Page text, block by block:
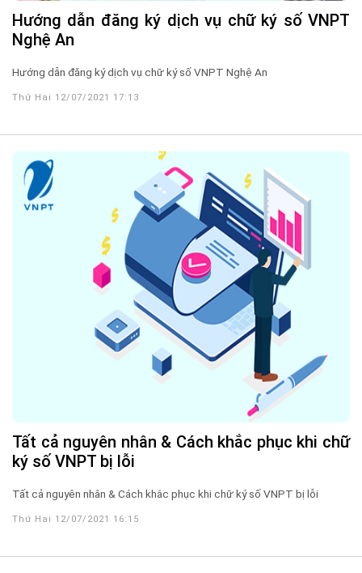
Hướng dẫn đăng ký dịch vụ chữ ký số VNPT
Nghệ An
Hướng dẫn đăng ký dịch vụ chữ ký số VNPT Nghệ An
Thứ Hai 12/07/2021 17:13
Tất cả nguyên nhân & Cách khắc phục khi chữ
ký số VNPT bị lỗi
Tất cả nguyên nhân & Cách khắc phục khi chữ ký số VNPT bị lỗi
Thứ Hai 12/07/2021 16:15